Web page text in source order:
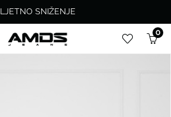
LJETNO SNIŽENJE
0